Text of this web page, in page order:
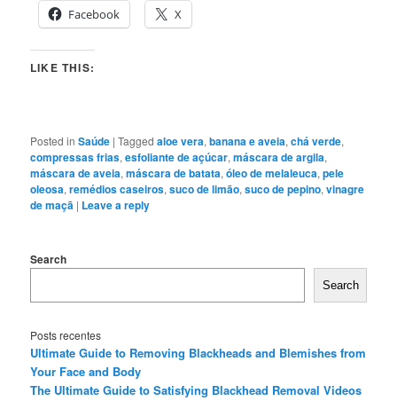
Facebook
X
LIKE THIS:
Posted in Saúde |Tagged aloe vera,banana e aveia,chá verde,
compressas frias,esfoliante de açúcar,máscara de argila,
máscara de aveia,máscara de batata,óleo de melaleuca,pele
oleosa,remédios caseiros,suco de limão,suco de pepino,vinagre
de maçã | Leave a reply
Search
Search
Posts recentes
Ultimate Guide to Removing Blackheads and Blemishes from
Your Face and Body
The Ultimate Guide to Satisfying Blackhead Removal Videos